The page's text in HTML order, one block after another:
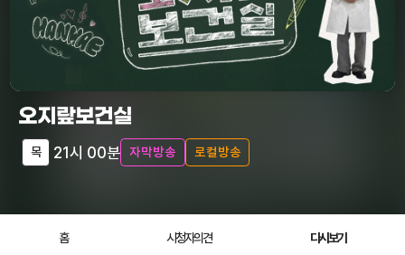
오지랖보건실
목 21시 00분 자막방송 로컬방송
홈 시청자의견 다시보기